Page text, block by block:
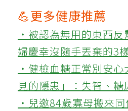
💪更多健康推薦
‧被認為無用的東西反
婦慶幸沒隨手丟棄的3
‧健檢血糖正常別安心
見的隱患」：失智、糖
‧兒邀84歲寡母搬來